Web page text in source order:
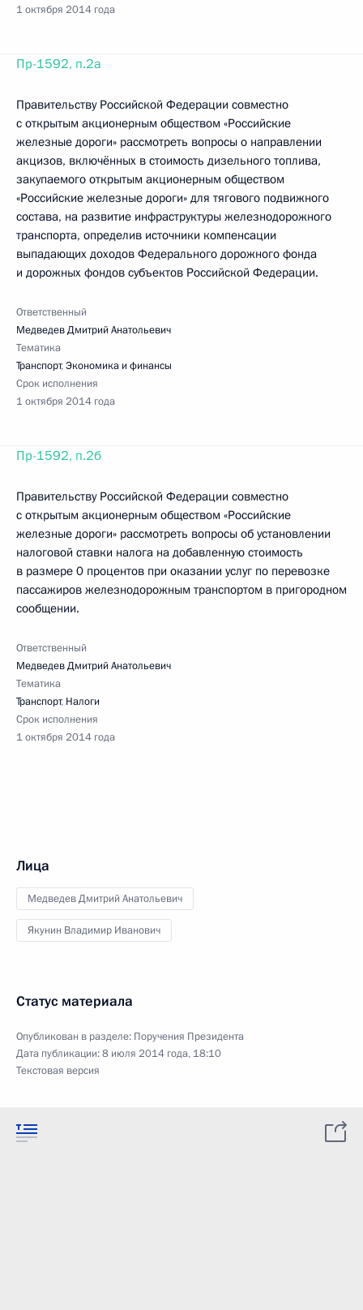
1 октября 2014 года
Пр-1592, п.2а
Правительству Российской Федерации совместно
с открытым акционерным обществом «Российские
железные дороги» рассмотреть вопросы о направлении
акцизов, включённых в стоимость дизельного топлива,
закупаемого открытым акционерным обществом
«Российские железные дороги» для тягового подвижного
состава, на развитие инфраструктуры железнодорожного
транспорта, определив источники компенсации
выпадающих доходов Федерального дорожного фонда
и дорожных фондов субъектов Российской Федерации.
Ответственный
Медведев Дмитрий Анатольевич
Тематика
Транспорт,Экономика и финансы
Срок исполнения
1 октября 2014 года
Пр-1592, п.2б
Правительству Российской Федерации совместно
с открытым акционерным обществом «Российские
железные дороги» рассмотреть вопросы об установлении
налоговой ставки налога на добавленную стоимость
в размере 0 процентов при оказании услуг по перевозке
пассажиров железнодорожным транспортом в пригородном
сообщении.
Ответственный
Медведев Дмитрий Анатольевич
Тематика
Транспорт, Налоги
Срок исполнения
1 октября 2014 года
Лица
Медведев Дмитрий Анатольевич
Якунин Владимир Иванович
Статус материала
Опубликован в разделе: Поручения Президента
Дата публикации:8 июля 2014 года, 18:10
Текстовая версия